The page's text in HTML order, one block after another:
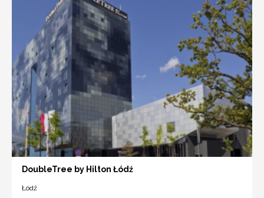
DoubleTree by Hilton Łódź
Łódź